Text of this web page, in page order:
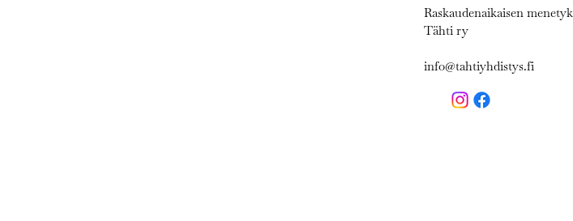
Raskaudenaikaisen
Tähti ry
info@tahtiyhdistys.fi